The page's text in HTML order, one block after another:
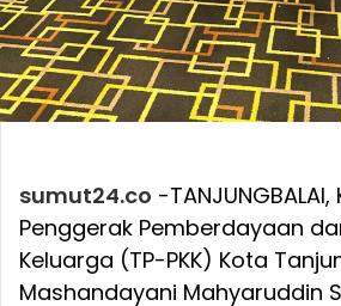
sumut24.co -
Penggerak Pemberdayaan
Keluarga (TP-PKK) Kota
Mashandayani Mahyaruddin